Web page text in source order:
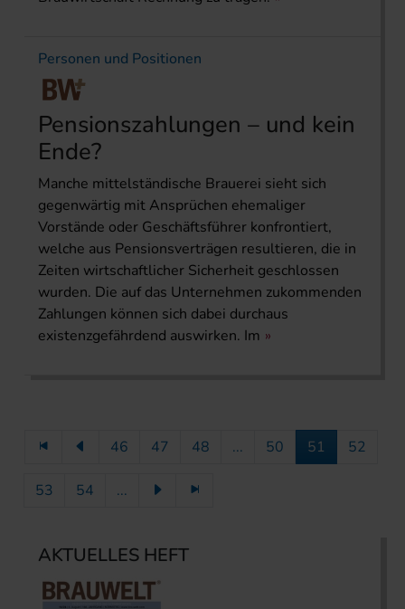
Personen und Positionen
Pensionszahlungen – und kein
Ende?
Manche mittelständische Brauerei sieht sich
gegenwärtig mit Ansprüchen ehemaliger
Vorstände oder Geschäftsführer konfrontiert,
welche aus Pensionsverträgen resultieren, die in
Zeiten wirtschaftlicher Sicherheit geschlossen
wurden. Die auf das Unternehmen zukommenden
Zahlungen können sich dabei durchaus
existenzgefährdend auswirken. Im
46 47 48 ... 50 51 52
53 54 ...
AKTUELLES HEFT